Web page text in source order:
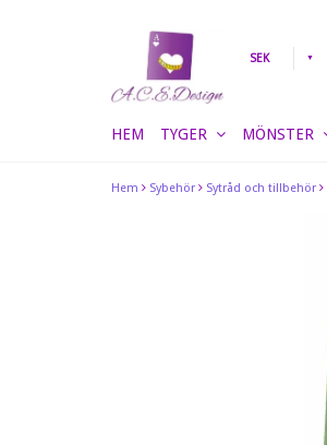
Hem Sybehör Sytråd och tillbehör
SEK
HEM TYGER MÖNSTER